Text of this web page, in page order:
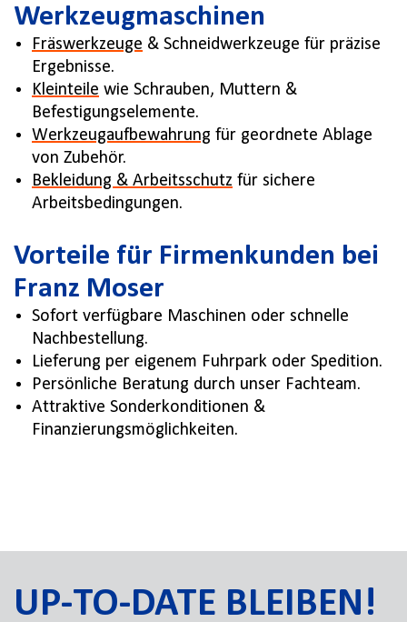
Werkzeugmaschinen
Fräswerkzeuge & Schneidwerkzeuge für präzise
Ergebnisse.
Kleinteile wie Schrauben, Muttern &
Befestigungselemente.
Werkzeugaufbewahrung für geordnete Ablage
von Zubehör.
Bekleidung & Arbeitsschutz für sichere
Arbeitsbedingungen.
Vorteile für Firmenkunden bei
Franz Moser
Sofort verfügbare Maschinen oder schnelle
Nachbestellung.
Lieferung per eigenem Fuhrpark oder Spedition.
Persönliche Beratung durch unser Fachteam.
Attraktive Sonderkonditionen &
Finanzierungsmöglichkeiten.
UP-TO-DATE BLEIBEN!